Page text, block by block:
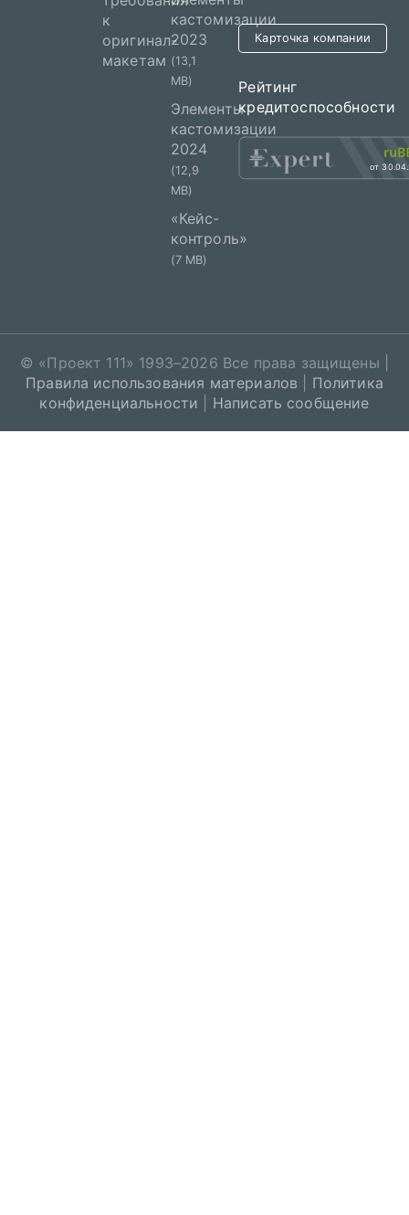
к
оригинал-
макетам
кастомизации
2023
(13,1
MB)
Элементы
кастомизации
2024
(12,9
MB)
«Кейс-
контроль»
(7 MB)
Карточка компании
Рейтинг
кредитоспособности
от
© «Проект 111» 1993–2026 Все права защищены |
Правила использования материалов
Политика
конфиденциальности
Написать сообщение